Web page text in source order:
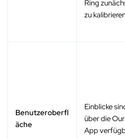
Ring
zu
Benutzeroberfl
äche
Einblicke
über die
App